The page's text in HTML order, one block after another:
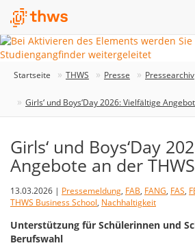
Startseite THWS Presse Pressearchiv
Girls‘ und Boys‘Day 2026: Vielfältige
Girls‘ und Boys‘Day
Angebote an der THWS
13.03.2026 | Pressemeldung, FAB, FANG, FAS,
THWS Business School, Nachhaltigkeit
Unterstützung für Schülerinnen und
Berufswahl